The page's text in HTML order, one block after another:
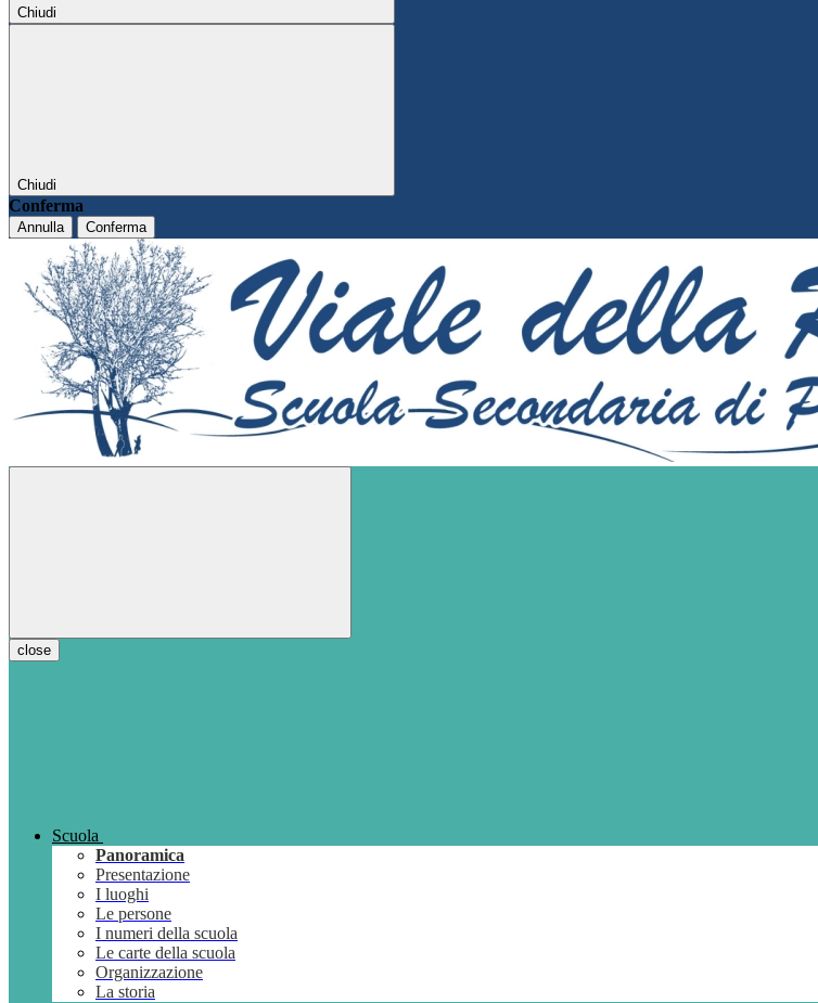
Chiudi
Chiudi
Conferma
Annulla Conferma
close
Scuola
Panoramica
Presentazione
I luoghi
Le persone
I numeri della scuola
Le carte della scuola
Organizzazione
La storia